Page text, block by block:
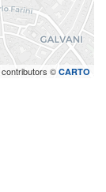
contributors © CARTO